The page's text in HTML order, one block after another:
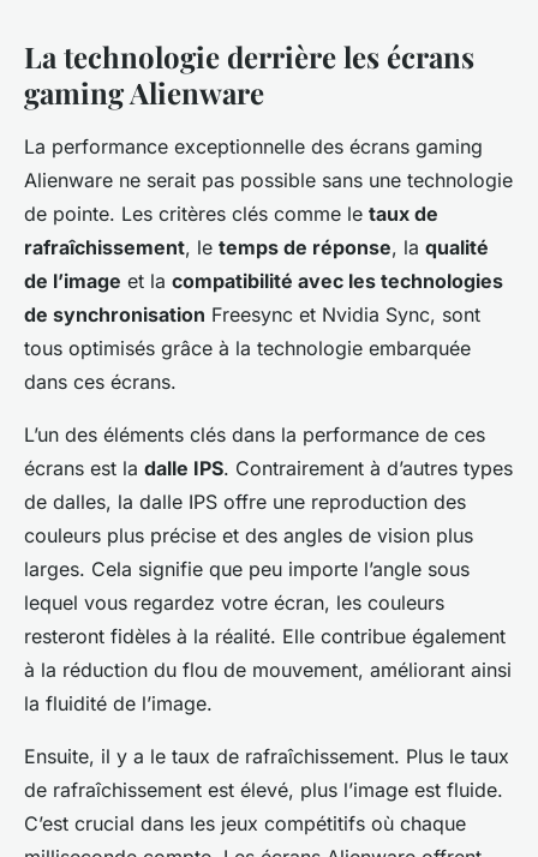
La technologie derrière les écrans
gaming Alienware
La performance exceptionnelle des écrans gaming
Alienware ne serait pas possible sans une technologie
de pointe. Les critères clés comme le taux de
rafraîchissement, le temps de réponse, la qualité
de l’image et la compatibilité avec les technologies
de synchronisation Freesync et Nvidia Sync, sont
tous optimisés grâce à la technologie embarquée
dans ces écrans.
L’un des éléments clés dans la performance de ces
écrans est la dalle IPS. Contrairement à d’autres types
de dalles, la dalle IPS offre une reproduction des
couleurs plus précise et des angles de vision plus
larges. Cela signifie que peu importe l’angle sous
lequel vous regardez votre écran, les couleurs
resteront fidèles à la réalité. Elle contribue également
à la réduction du flou de mouvement, améliorant ainsi
la fluidité de l’image.
Ensuite, il y a le taux de rafraîchissement. Plus le taux
de rafraîchissement est élevé, plus l’image est fluide.
C’est crucial dans les jeux compétitifs où chaque